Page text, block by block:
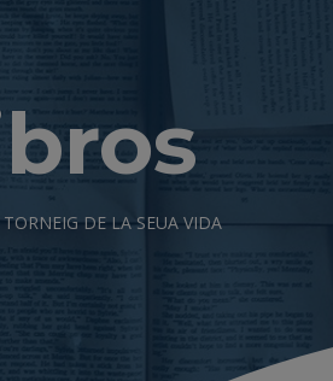
TORNEIG DE LA SEUA VIDA